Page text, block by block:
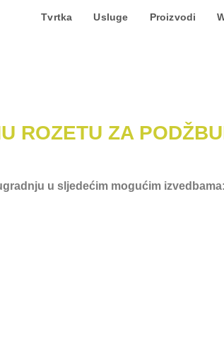
Tvrtka Usluge Proizvodi
ROZETU ZA
u sljedećim mogućim izvedbama: